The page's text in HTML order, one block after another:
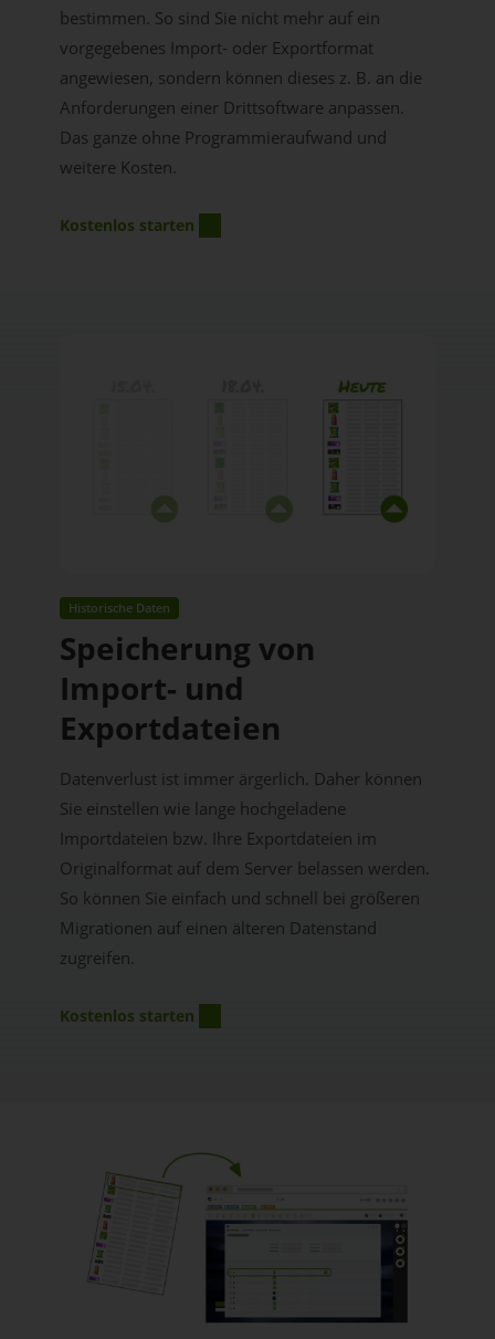
bestimmen. So sind Sie nicht mehr auf ein
vorgegebenes Import- oder Exportformat
angewiesen, sondern können dieses z. B. an die
Anforderungen einer Drittsoftware anpassen.
Das ganze ohne Programmieraufwand und
weitere Kosten.
Kostenlos starten
Historische Daten
Speicherung von
Import- und
Exportdateien
Datenverlust ist immer ärgerlich. Daher können
Sie einstellen wie lange hochgeladene
Importdateien bzw. Ihre Exportdateien im
Originalformat auf dem Server belassen werden.
So können Sie einfach und schnell bei größeren
Migrationen auf einen älteren Datenstand
zugreifen.
Kostenlos starten